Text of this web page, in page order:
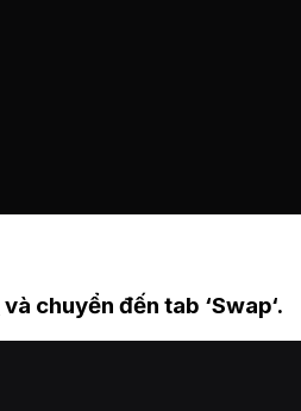
và chuyển đến tab ‘Swap‘.